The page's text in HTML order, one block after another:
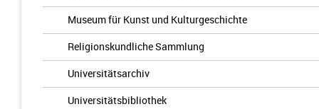
Museum für Kunst und Kulturgeschichte
Religionskundliche Sammlung
Universitätsarchiv
Universitätsbibliothek